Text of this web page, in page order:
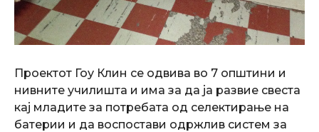
Проектот Гоу Клин се одвива во 7 општини и
нивните училишта и има за да ја развие свеста
кај младите за потребата од селектирање на
батерии и да воспостави одржлив систем за